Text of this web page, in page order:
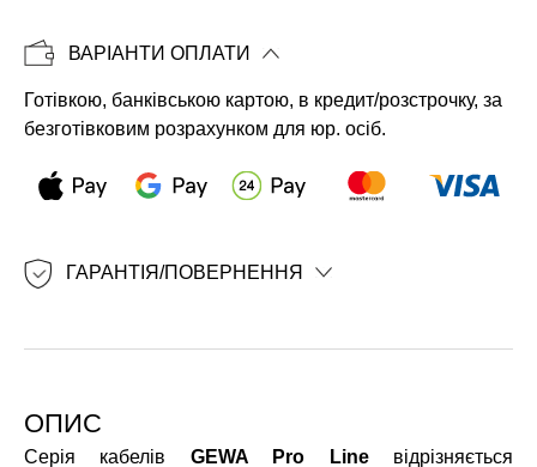
ВАРІАНТИ ОПЛАТИ
Готівкою, банківською картою, в кредит/розстрочку, за
безготівковим розрахунком для юр. осіб.
ГАРАНТІЯ/ПОВЕРНЕННЯ
ОПИС
Серія кабелів GEWA Pro Lineвідрізняється